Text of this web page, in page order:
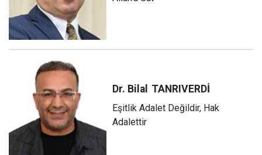
Dr. Bilal TANRIVERDİ
Eşitlik Adalet Değildir, Hak
Adalettir